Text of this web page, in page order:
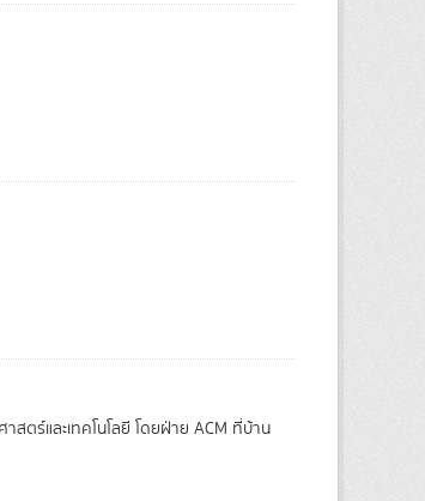
ตร์และเทคโนโลยี โดยฝ่าย ACM ที่บ้าน